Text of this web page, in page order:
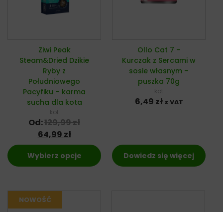
Ziwi Peak
Steam&Dried Dzikie
Ryby z
Południowego
Pacyfiku – karma
sucha dla kota
kot
Od:129,99zł
64,99 zł
Wybierz opcje
Ollo Cat 7 –
Kurczak z Sercami w
sosie własnym –
puszka 70g
kot
6,49 zł z VAT
Dowiedz się więcej